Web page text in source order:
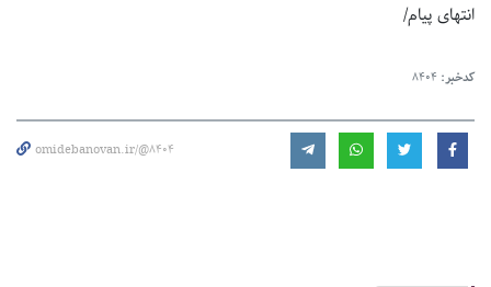
انتهای پیام/
کدخبر: 8404
omidebanovan.ir/@8404